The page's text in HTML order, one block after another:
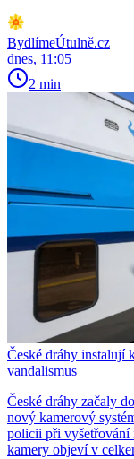
BydlímeÚtulně.cz
dnes, 11:05
2 min
České dráhy instalují
vandalismus
České dráhy začaly
nový kamerový
policii při vyšetřování
kamery objeví v